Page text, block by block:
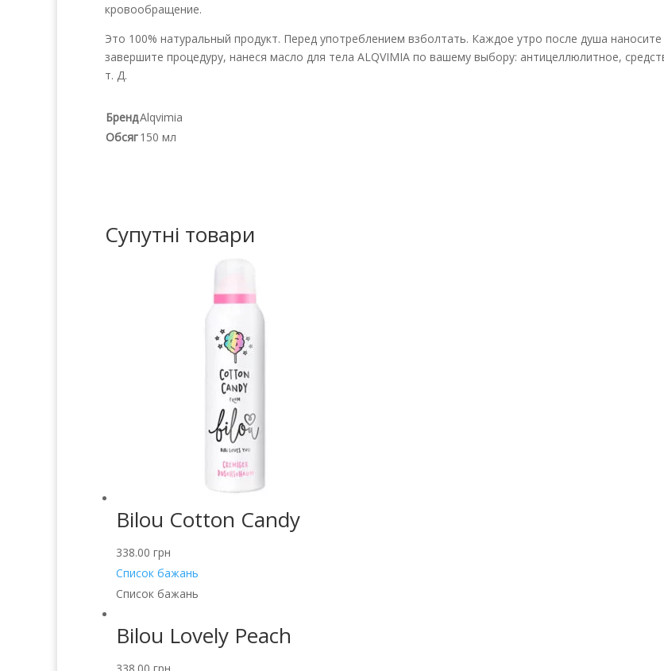
кровообращение.
Это 100% натуральный продукт. Перед употреблением взболтать. Каждое утро после душа
завершите процедуру, нанеся масло для тела ALQVIMIA по вашему выбору: антицеллюлитное,
т. Д.
БрендAlqvimia
Обсяг150 мл
Супутні товари
Bilou Cotton Candy
338.00 грн
Список бажань
Список бажань
Bilou Lovely Peach